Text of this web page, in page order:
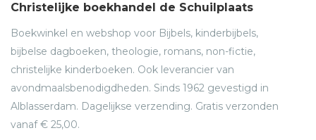
Christelijke boekhandel de Schuilplaats
Boekwinkel en webshop voor Bijbels, kinderbijbels,
bijbelse dagboeken, theologie, romans, non-fictie,
christelijke kinderboeken. Ook leverancier van
avondmaalsbenodigdheden. Sinds 1962 gevestigd in
Alblasserdam. Dagelijkse verzending. Gratis verzonden
vanaf € 25,00.